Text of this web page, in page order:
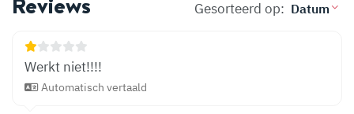
Gesorteerd op:
Werkt niet!!!!
Automatisch vertaald